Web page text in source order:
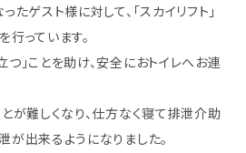
たゲスト様に対して、「スカイリフト」
っています。
」ことを助け、安全におトイレへお連
が難しくなり、仕方なく寝て排泄介助
が出来るようになりました。